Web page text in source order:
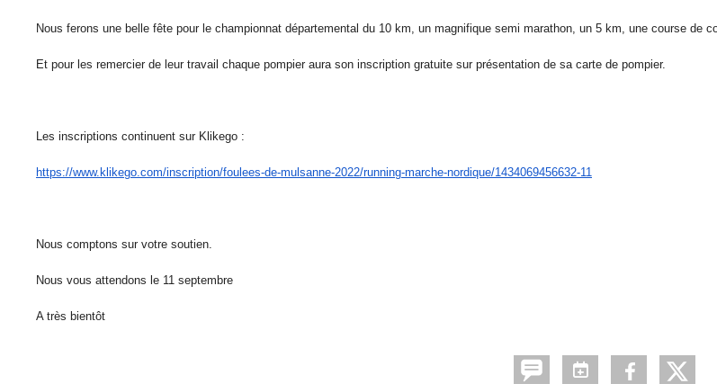
Nous ferons une belle fête pour le championnat départemental du 10 km, un magnifique semi marathon, un 5 km, une course de
Et pour les remercier de leur travail chaque pompier aura son inscription gratuite sur présentation de sa carte de pompier.
Les inscriptions continuent sur Klikego :
https://www.klikego.com/inscription/foulees-de-mulsanne-2022/running-marche-nordique/1434069456632-11
Nous comptons sur votre soutien.
Nous vous attendons le 11 septembre
A très bientôt